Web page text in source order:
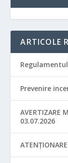
ARTICOLE
Prevenire
AVERTIZARE
03.07.2026